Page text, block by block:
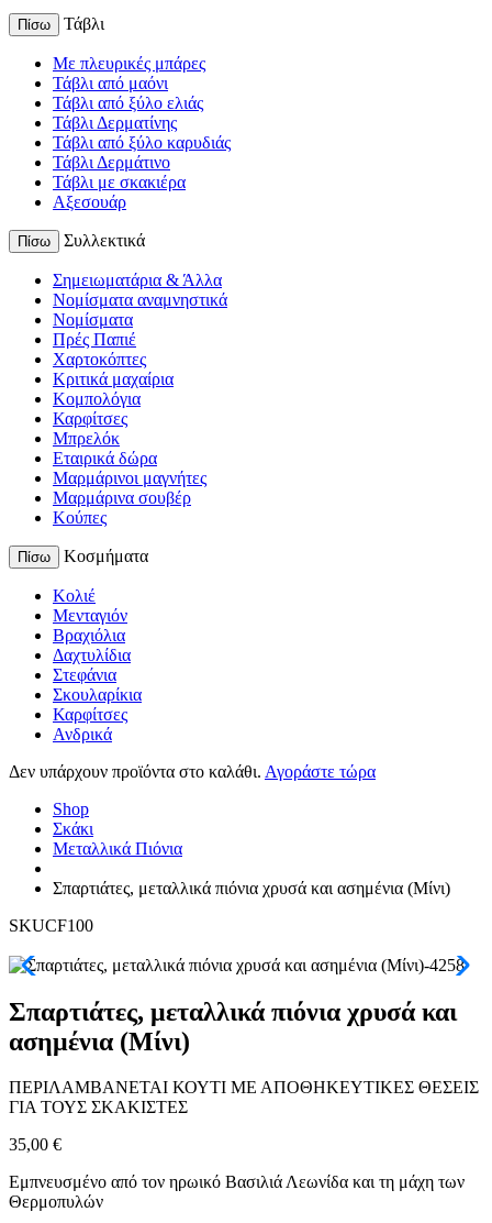
Πίσω Τάβλι
Με πλευρικές μπάρες
Τάβλι από μαόνι
Τάβλι από ξύλο ελιάς
Τάβλι Δερματίνης
Τάβλι από ξύλο καρυδιάς
Τάβλι Δερμάτινο
Τάβλι με σκακιέρα
Αξεσουάρ
Πίσω Συλλεκτικά
Σημειωματάρια & Άλλα
Νομίσματα αναμνηστικά
Νομίσματα
Πρές Παπιέ
Χαρτοκόπτες
Κριτικά μαχαίρια
Κομπολόγια
Καρφίτσες
Μπρελόκ
Εταιρικά δώρα
Μαρμάρινοι μαγνήτες
Μαρμάρινα σουβέρ
Κούπες
Πίσω Κοσμήματα
Κολιέ
Μενταγιόν
Βραχιόλια
Δαχτυλίδια
Στεφάνια
Σκουλαρίκια
Καρφίτσες
Ανδρικά
Δεν υπάρχουν προϊόντα στο καλάθι. Αγοράστε τώρα
Shop
Σκάκι
Μεταλλικά Πιόνια
Σπαρτιάτες, μεταλλικά πιόνια χρυσά και ασημένια (Μίνι)
SKUCF100
Σπαρτιάτες, μεταλλικά πιόνια χρυσά και
ασημένια (Μίνι)
ΠΕΡΙΛΑΜΒΑΝΕΤΑΙ ΚΟΥΤΙ ΜΕ ΑΠΟΘΗΚΕΥΤΙΚΕΣ ΘΕΣΕΙΣ
ΓΙΑ ΤΟΥΣ ΣΚΑΚΙΣΤΕΣ
35,00 €
Εμπνευσμένο από τον ηρωικό Βασιλιά Λεωνίδα και τη μάχη των
Θερμοπυλών